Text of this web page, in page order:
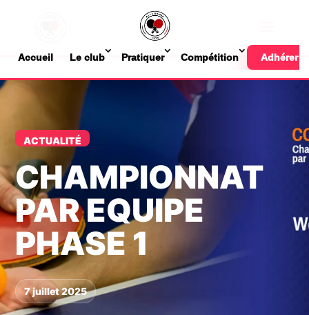
Accueil Le club Pratiquer Compétition Adhérer
ACTUALITÉ
CHAMPIONNAT
PAR EQUIPE
PHASE 1
7 juillet 2025